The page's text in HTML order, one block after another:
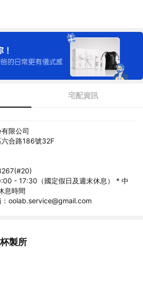
宅配資訊
限公司
合路186號32F
- 17:30（國定假日及週末休息） * 中
息時間
oolab.service@gmail.com
製所